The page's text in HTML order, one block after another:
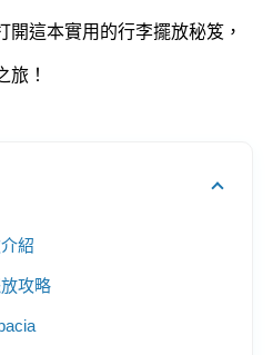
這本實用的行李擺放秘笈，
旅！
紹
攻略